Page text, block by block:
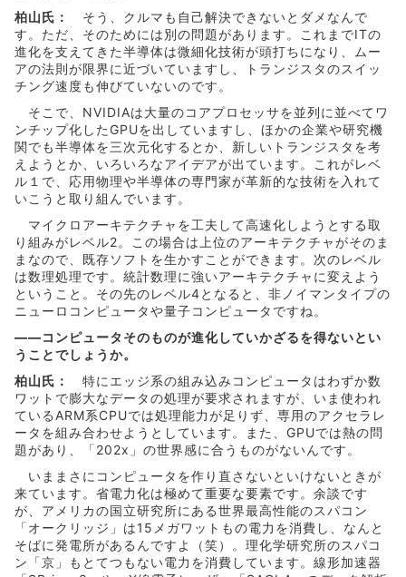
柏山氏：
そう、クルマも自己解決できないとダメなんで
す。ただ、そのためには別の問題があります。これまでITの
進化を支えてきた半導体は微細化技術が頭打ちになり、ムー
アの法則が限界に近づいていますし、トランジスタのスイッ
チング速度も伸びていないのです。
そこで、NVIDIAは大量のコアプロセッサを並列に並べてワ
ンチップ化したGPUを出していますし、ほかの企業や研究機
関でも半導体を三次元化するとか、新しいトランジスタを考
えようとか、いろいろなアイデアが出ています。これがレベ
ル１で、応用物理や半導体の専門家が革新的な技術を入れて
いこうと取り組んでいます。
マイクロアーキテクチャを工夫して高速化しようとする取
り組みがレベル2。この場合は上位のアーキテクチャがそのま
まなので、既存ソフトを生かすことができます。次のレベル
は数理処理です。統計数理に強いアーキテクチャに変えよう
ということ。その先のレベル4となると、非ノイマンタイプの
ニューロコンピュータや量子コンピュータですね。
――コンピュータそのものが進化していかざるを得ないとい
うことでしょうか。
柏山氏：
特にエッジ系の組み込みコンピュータはわずか数
ワットで膨大なデータの処理が要求されますが、いま使われ
ているARM系CPUでは処理能力が足りず、専用のアクセラレ
ータを組み合わせようとしています。また、GPUでは熱の問
題があり、「202x」の世界感に合うものがないんです。
いままさにコンピュータを作り直さないといけないときが
来ています。省電力化は極めて重要な要素です。余談です
が、アメリカの国立研究所にある世界最高性能のスパコン
「オークリッジ」は15メガワットもの電力を消費し、なんと
そばに発電所があるんですよ（笑）。理化学研究所のスパコ
ン「京」もとてつもない電力を消費しています。線形加速器